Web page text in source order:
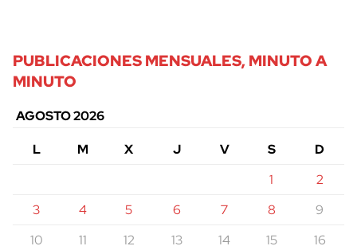
PUBLICACIONES MENSUALES, MINUTO A
MINUTO
AGOSTO 2026
L
M X J V S
D
1
2
3
4 5 6 7 8
9
10
11 12 13 14 15 16